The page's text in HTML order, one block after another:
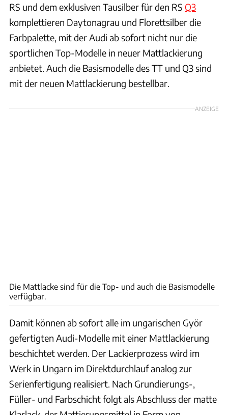
RS und dem exklusiven Tausilber für den RS Q3
komplettieren Daytonagrau und Florettsilber die
Farbpalette, mit der Audi ab sofort nicht nur die
sportlichen Top-Modelle in neuer Mattlackierung
anbietet. Auch die Basismodelle des TT und Q3 sind
mit der neuen Mattlackierung bestellbar.
ANZEIGE
Die Mattlacke sind für die Top- und auch die Basismodelle
verfügbar.
Damit können ab sofort alle im ungarischen Györ
gefertigten Audi-Modelle mit einer Mattlackierung
beschichtet werden. Der Lackierprozess wird im
Werk in Ungarn im Direktdurchlauf analog zur
Serienfertigung realisiert. Nach Grundierungs-,
Füller- und Farbschicht folgt als Abschluss der matte